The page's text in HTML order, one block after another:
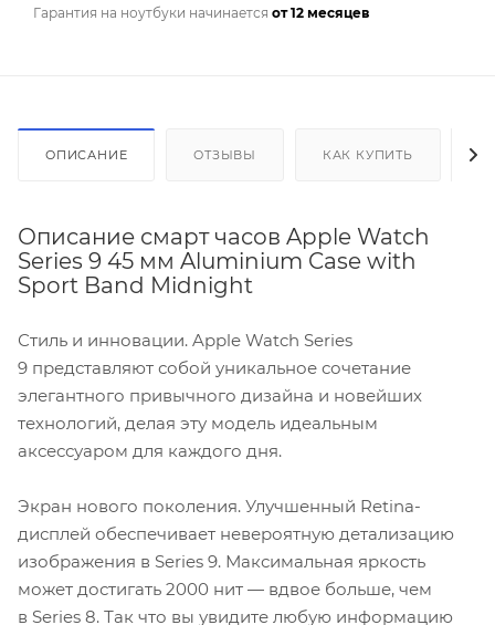
Гарантия на ноутбуки начинается от 12 месяцев
ОПИСАНИЕ ОТЗЫВЫ КАК КУПИТЬ
Описание смарт часов Apple Watch
Series 9 45 мм Aluminium Case with
Sport Band Midnight
Стиль и инновации. Apple Watch Series
9 представляют собой уникальное сочетание
элегантного привычного дизайна и новейших
технологий, делая эту модель идеальным
аксессуаром для каждого дня.
Экран нового поколения. Улучшенный Retina-
дисплей обеспечивает невероятную детализацию
изображения в Series 9. Максимальная яркость
может достигать 2000 нит — вдвое больше, чем
в Series 8. Так что вы увидите любую информацию